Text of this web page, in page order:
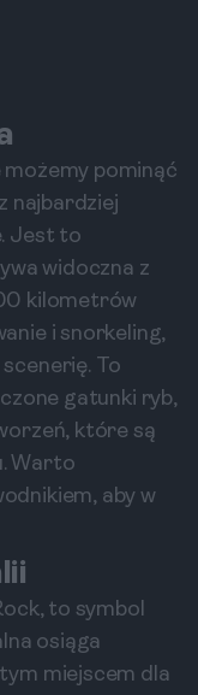
możemy pominąć
najbardziej
Jest to
widoczna z
kilometrów
i snorkeling,
To
gatunki ryb,
które są
Warto
aby w
to symbol
osiąga
miejscem dla